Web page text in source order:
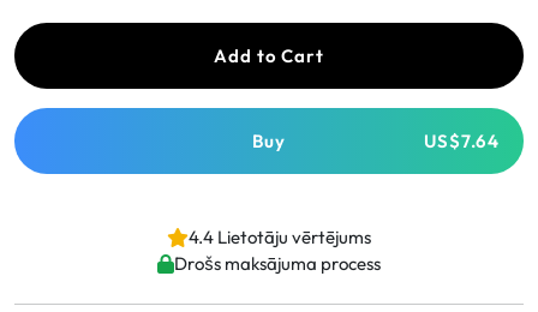
Add to Cart
Buy US$7.64
4.4 Lietotāju vērtējums
Drošs maksājuma process